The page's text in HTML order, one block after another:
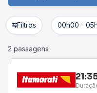
Filtros 00h00 -
2 passagens